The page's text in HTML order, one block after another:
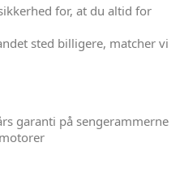
for, at du altid for
sted billigere, matcher vi
garanti på sengerammerne